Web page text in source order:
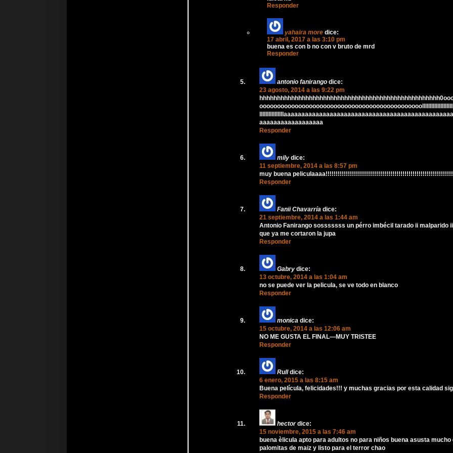
Responder
yahaira more dice:
17 abril, 2017 a las 3:10 pm
buena es con b no con v bruto de mrd
Responder
antonio fanirango dice:
23 agosto, 2014 a las 9:22 pm
aaaaaaaaaaaaaaaaaa
Responder
mily dice:
11 septiembre, 2014 a las 8:57 pm
muy buena
Responder
Fanii Chavarría dice:
21 septiembre, 2014 a las 1:44 am
Antonio Fanirango sosssssss un pérro imbécil tarado ii malparido
que ya me cortaron la jupa
Responder
Gabry dice:
13 octubre, 2014 a las 1:04 am
no se puede ver la pelicula, se ve todo en blanco
Responder
monica dice:
15 octubre, 2014 a las 12:06 am
NO ME GUSTA EL FINAL—MUY TRISTEE
Responder
Rull dice:
6 enero, 2015 a las 8:15 am
Buena película, felicidades!!! y muchas gracias por esta calidad
Responder
hector dice:
15 noviembre, 2015 a las 7:46 am
buena èlicula apto para adultos no para niños buena asusta mucho
palomitas de maiz y listo para el terror chao